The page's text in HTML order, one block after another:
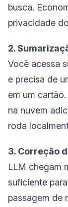
busca.
privacidade
2.
Você acessa
e precisa de
em um
na nuvem
roda
3. Correção
LLM chegam
suficiente
passagem de